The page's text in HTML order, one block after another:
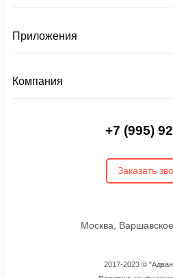
+7 (995)
Заказать
Москва,
2017-2023 ©
Приложения
Компания